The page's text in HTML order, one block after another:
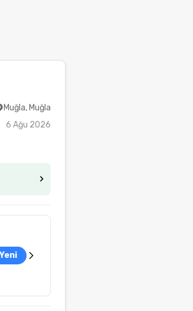
Muğla, Muğla
6 Ağu 2026